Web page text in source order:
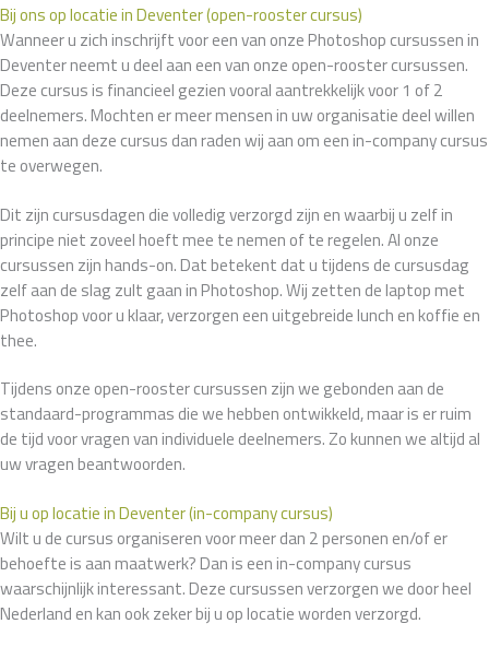
Bij ons op locatie in Deventer (open-rooster cursus)
Wanneer u zich inschrijft voor een van onze Photoshop cursussen in
Deventer neemt u deel aan een van onze open-rooster cursussen.
Deze cursus is financieel gezien vooral aantrekkelijk voor 1 of 2
deelnemers. Mochten er meer mensen in uw organisatie deel willen
nemen aan deze cursus dan raden wij aan om een in-company cursus
te overwegen.
Dit zijn cursusdagen die volledig verzorgd zijn en waarbij u zelf in
principe niet zoveel hoeft mee te nemen of te regelen. Al onze
cursussen zijn hands-on. Dat betekent dat u tijdens de cursusdag
zelf aan de slag zult gaan in Photoshop. Wij zetten de laptop met
Photoshop voor u klaar, verzorgen een uitgebreide lunch en koffie en
thee.
Tijdens onze open-rooster cursussen zijn we gebonden aan de
standaard-programmas die we hebben ontwikkeld, maar is er ruim
de tijd voor vragen van individuele deelnemers. Zo kunnen we altijd al
uw vragen beantwoorden.
Bij u op locatie in Deventer (in-company cursus)
Wilt u de cursus organiseren voor meer dan 2 personen en/of er
behoefte is aan maatwerk? Dan is een in-company cursus
waarschijnlijk interessant. Deze cursussen verzorgen we door heel
Nederland en kan ook zeker bij u op locatie worden verzorgd.